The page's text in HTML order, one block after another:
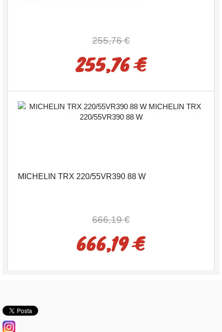
255,76 €
255,76 €
MICHELIN TRX 220/55VR390 88 W
666,19 €
666,19 €